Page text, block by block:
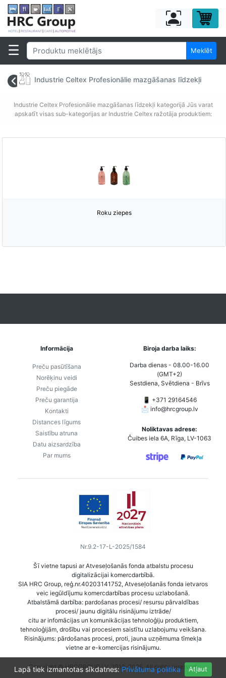
Meklēt
Industrie Celtex Profesionālie mazgāšanas līdzekļi
Industrie Celtex Profesionālie mazgāšanas līdzekļi kategorijā Jūs varat
apskatīt visas sub-kategorijas ar Industrie Celtex ražotāja produktiem:
Roku ziepes
Lapā tiek izmantotas sīkdatnes: Privātuma politika Atļaut
Informācija
Preču pasūtīšana
Norēķinu veidi
Preču piegāde
Preču garantija
Kontakti
Distances līgums
Saistību atruna
Datu aizsardzība
Par mums
Biroja darba laiks:
Darba dienas - 08.00-16.00
(GMT+2)
Sestdiena, Svētdiena - Brīvs
📱 +371 29164546
📩 info@hrcgroup.lv
Noliktavas adrese:
Čuibes iela 6A, Rīga, LV-1063
Nr.9.2-17-L-2025/1584
Šī vietne tapusi ar Atveseļošanās fonda atbalstu procesu
digitalizācijai komercdarbībā.
SIA HRC Group, reģ.nr.40203141752, Atveseļošanās fonda ietvaros
veic iegūldījumu komercdarbības procesu uzlabošanā.
Atbalstāmā darbība: pardošanas procesi/ resursu pārvaldības
procesi/ jaunu digitālu risinājumu iztrāde/
citu ar infomācijas un komunikācijas tehnoloģiju produktiem,
tehnoloģijām, drošību vai procesiem saistītu uzlabojumu veikšana.
Risinājums: pārdošanas procesi, proti, jauna uzņēmuma tīmekļa
vietne ar e-komercijas risinājumu.
Copyright © HRCGROUP.LV, 2018-2026. All rights reserved.